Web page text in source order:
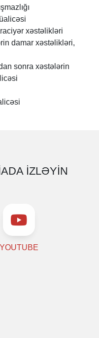
xəstəlikləri
damar xəstəlikləri,
sonra xəstələrin
IZLƏYIN
YOUTUBE